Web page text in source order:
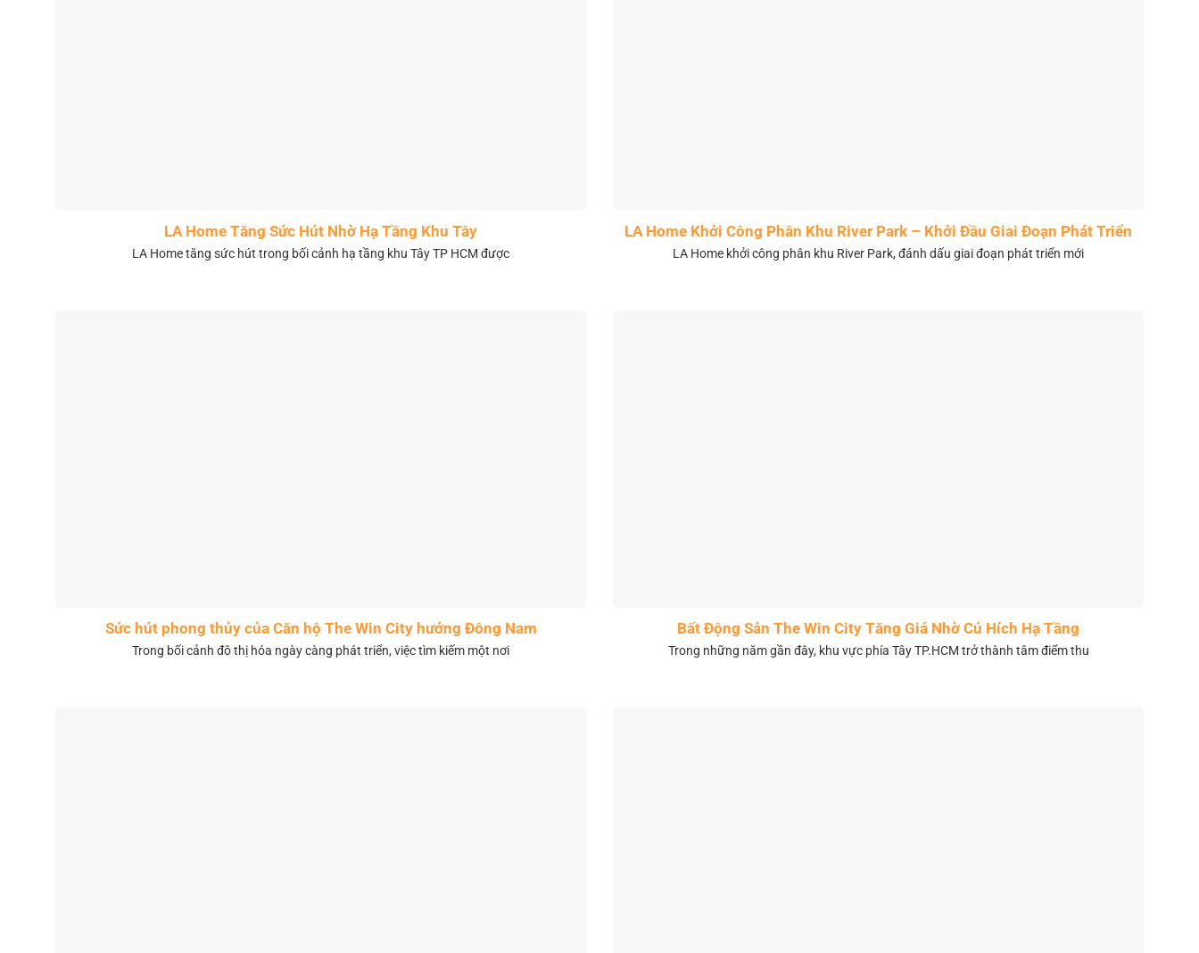
LA Home Tăng Sức Hút Nhờ Hạ Tầng Khu Tây
LA Home tăng sức hút trong bối cảnh hạ tầng khu Tây TP HCM được
LA Home Khởi Công Phân Khu River Park – Khởi Đầu Giai Đoạn Phát Triển
Mới
LA Home khởi công phân khu River Park, đánh dấu giai đoạn phát triển mới
Sức hút phong thủy của Căn hộ The Win City hướng Đông Nam
Trong bối cảnh đô thị hóa ngày càng phát triển, việc tìm kiếm một nơi
Bất Động Sản The Win City Tăng Giá Nhờ Cú Hích Hạ Tầng
Trong những năm gần đây, khu vực phía Tây TP.HCM trở thành tâm điểm thu